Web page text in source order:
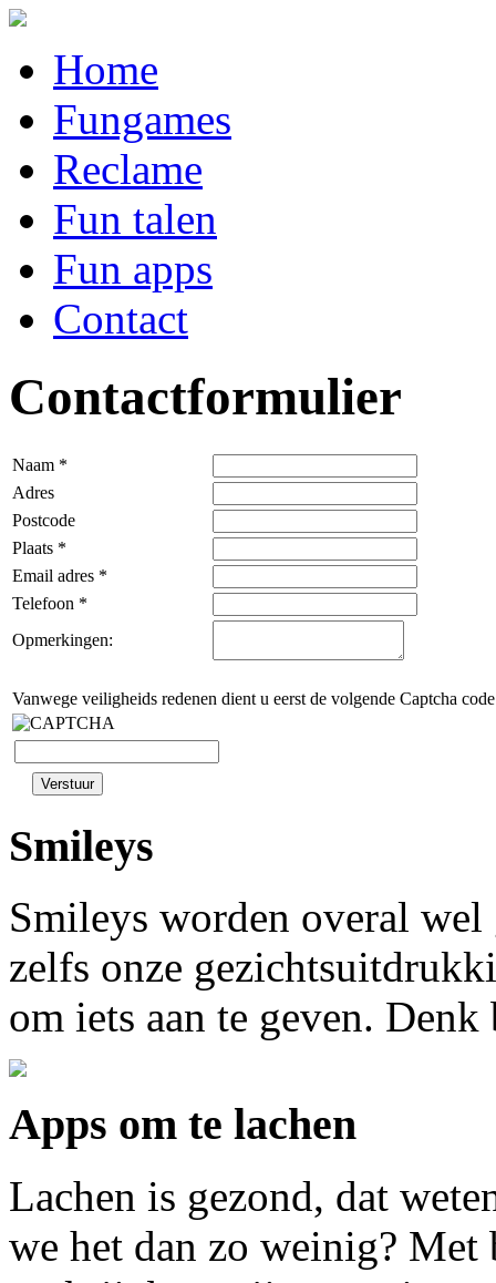
Home
Fungames
Reclame
Fun talen
Fun apps
Contact
Contactformulier
Naam *
Adres
Postcode
Plaats *
Email adres *
Telefoon *
Opmerkingen:
Vanwege veiligheids redenen dient u eerst de volgende Captcha
Smileys
Smileys worden overal
zelfs onze
om iets aan te geven.
Apps om te lachen
Lachen is gezond, dat
we het dan zo weinig? Met